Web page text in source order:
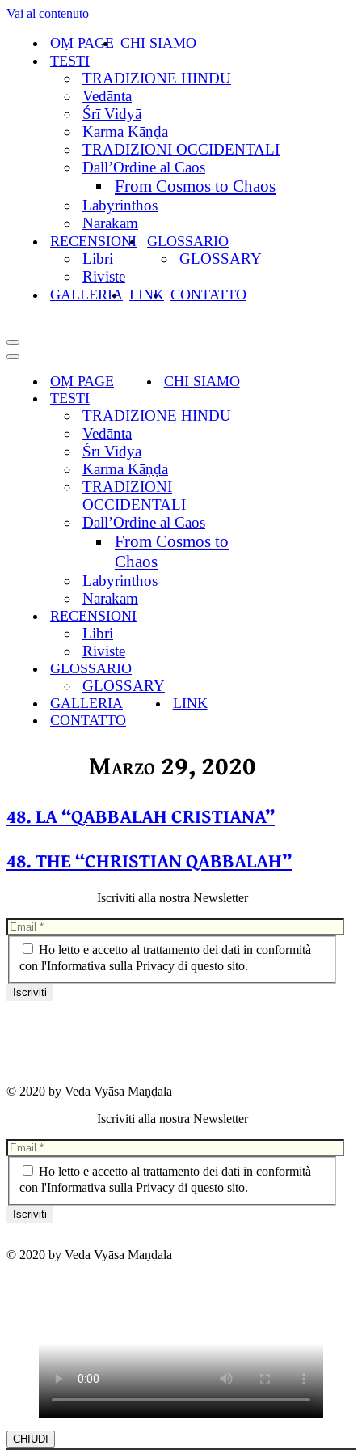
Vai al contenuto
OṂ PAGE CHI SIAMO
TESTI
TRADIZIONE HINDU
Vedānta
Śrī Vidyā
Karma Kāṇḍa
TRADIZIONI OCCIDENTALI
Dall’Ordine al Caos
From Cosmos to Chaos
Labyrinthos
Narakam
RECENSIONI
Libri
Riviste
GLOSSARIO
GLOSSARY
GALLERIA LINK CONTATTO
Menu
di
Menu
navigazioneOṂ PAGE
CHI SIAMO
TESTI
TRADIZIONE HINDU
Vedānta
Śrī Vidyā
Karma Kāṇḍa
TRADIZIONI
OCCIDENTALI
Dall’Ordine al Caos
From Cosmos to
Chaos
Labyrinthos
Narakam
RECENSIONI
Libri
Riviste
GLOSSARIO
GLOSSARY
GALLERIA
LINK
CONTATTO
Marzo 29, 2020
48. LA “QABBALAH CRISTIANA”
48. THE “CHRISTIAN QABBALAH”
Iscriviti alla nostra Newsletter
Ho letto e accetto al trattamento dei dati in conformità
con l'Informativa sulla Privacy di questo sito.
© 2020 by Veda Vyāsa Maṇḍala
Iscriviti alla nostra Newsletter
Ho letto e accetto al trattamento dei dati in conformità
con l'Informativa sulla Privacy di questo sito.
© 2020 by Veda Vyāsa Maṇḍala
CHIUDI